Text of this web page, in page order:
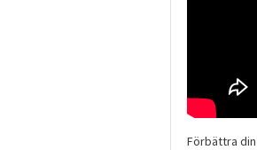
Förbättra